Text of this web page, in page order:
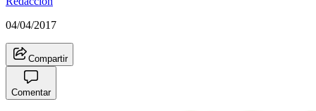
04/04/2017
Compartir
Comentar